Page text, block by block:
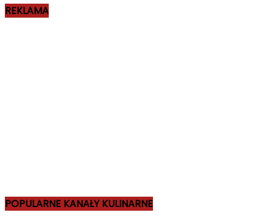
REKLAMA
POPULARNE KANAŁY KULINARNE